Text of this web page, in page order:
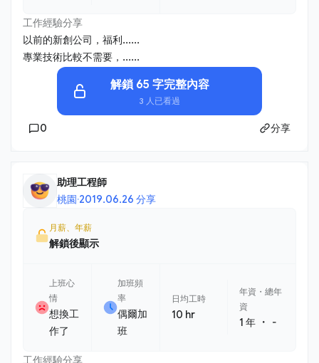
工作經驗分享
以前的新創公司，福利......
專業技術比較不需要，......
解鎖 65 字完整內容
3 人已看過
0 分享
助理工程師
桃園·2019.06.26 分享
月薪、年薪
解鎖後顯示
上班心
情
想換工
作了
加班頻
率
偶爾加
班
日均工時
10 hr
年資・總年
資
1 年 ・ -
工作經驗分享